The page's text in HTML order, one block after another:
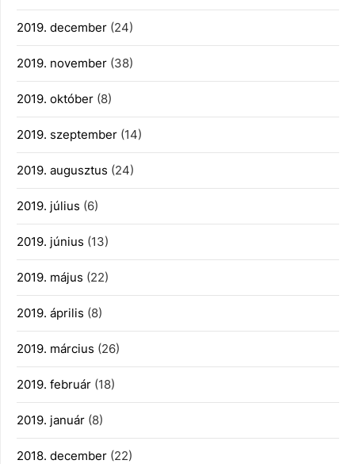
2019. december (24)
2019. november (38)
2019. október (8)
2019. szeptember (14)
2019. augusztus (24)
2019. július (6)
2019. június (13)
2019. május (22)
2019. április (8)
2019. március (26)
2019. február (18)
2019. január (8)
2018. december (22)